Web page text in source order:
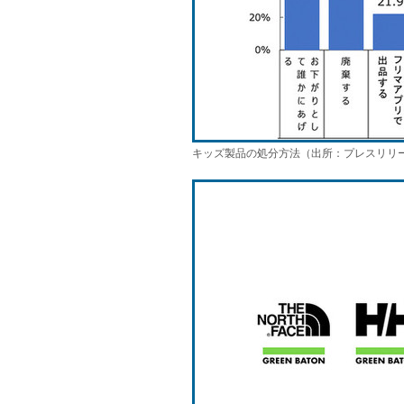
キッズ製品の処分方法（出所：プレスリリ